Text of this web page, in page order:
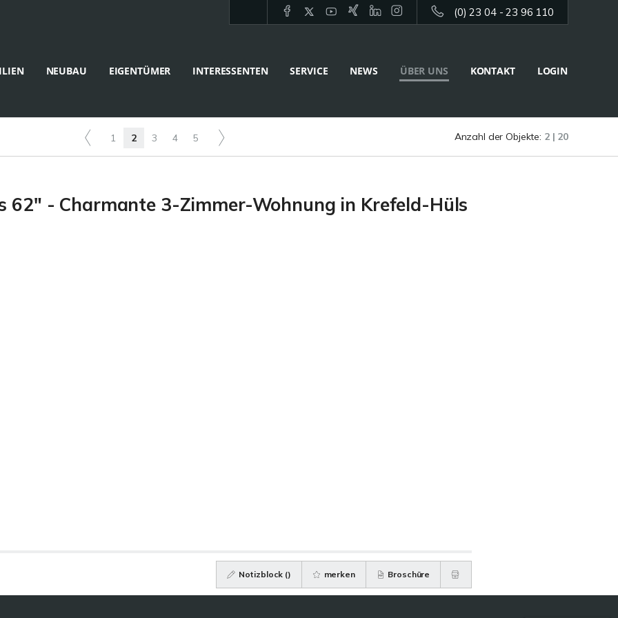
(0) 23 04 - 23 96 110
NEUBAU EIGENTÜMER INTERESSENTEN SERVICE NEWS ÜBER UNS KONTAKT LOGIN
1 2 3 4 5 Anzahl der Objekte: 2 | 20
62" - Charmante 3-Zimmer-Wohnung in Krefeld-Hüls
Notizblock () merken Broschüre